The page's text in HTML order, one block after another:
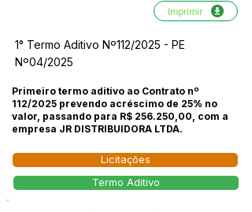
Imprimir
1° Termo Aditivo Nº112/2025 - PE
Nº04/2025
Primeiro termo aditivo ao Contrato nº
112/2025 prevendo acréscimo de 25% no
valor, passando para R$ 256.250,00, com a
empresa JR DISTRIBUIDORA LTDA.
Licitações
Termo Aditivo